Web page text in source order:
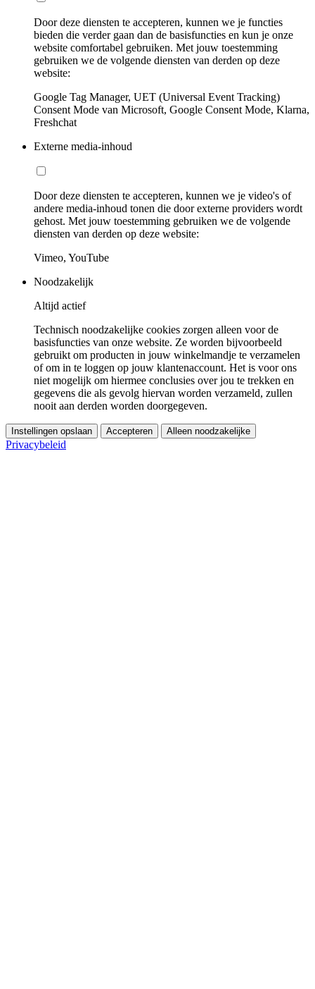
Door deze diensten te accepteren, kunnen we je functies
bieden die verder gaan dan de basisfuncties en kun je onze
website comfortabel gebruiken. Met jouw toestemming
gebruiken we de volgende diensten van derden op deze
website:
Google Tag Manager, UET (Universal Event Tracking)
Consent Mode van Microsoft, Google Consent Mode, Klarna,
Freshchat
Externe media-inhoud
Door deze diensten te accepteren, kunnen we je video's of
andere media-inhoud tonen die door externe providers wordt
gehost. Met jouw toestemming gebruiken we de volgende
diensten van derden op deze website:
Vimeo, YouTube
Noodzakelijk
Altijd actief
Technisch noodzakelijke cookies zorgen alleen voor de
basisfuncties van onze website. Ze worden bijvoorbeeld
gebruikt om producten in jouw winkelmandje te verzamelen
of om in te loggen op jouw klantenaccount. Het is voor ons
niet mogelijk om hiermee conclusies over jou te trekken en
gegevens die als gevolg hiervan worden verzameld, zullen
nooit aan derden worden doorgegeven.
Instellingen opslaan Accepteren Alleen noodzakelijke
Privacybeleid